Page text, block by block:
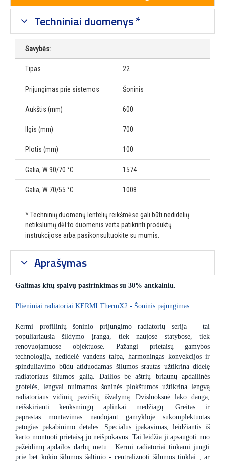
Techniniai duomenys *
Savybės:
Tipas 22
Prijungimas prie sistemos Šoninis
Aukštis (mm) 600
Ilgis (mm) 700
Plotis (mm) 100
Galia, W 90/70 °C 1574
Galia, W 70/55 °C 1008
* Techninių duomenų lentelių reikšmėse gali būti nedidelių
netikslumų dėl to duomenis verta patikrinti produktų
instrukcijose arba pasikonsultuokite su mumis.
Aprašymas
Galimas kitų spalvų pasirinkimas su 30% antkainiu.
Plieniniai radiatoriai KERMI ThermX2 - Šoninis pajungimas
Kermi profilinių šoninio prijungimo radiatorių serija – tai
populiariausia šildymo įranga, tiek naujose statybose, tiek
renovuojamuose objektuose. Pažangi prietaisų gamybos
technologija, nedidelė vandens talpa, harmoningas konvekcijos ir
spinduliavimo būdu atiduodamas šilumos srautas užtikrina didelę
radiatoriaus šilumos galią. Dailios be aštrių briaunų apdailinės
grotelės, lengvai nuimamos šoninės plokštumos užtikrina lengvą
radiatoriaus vidinių paviršių išvalymą. Dvisluoksnė lako danga,
neišskirianti kenksmingų aplinkai medžiagų. Greitas ir
paprastas montavimas naudojant gamykloje sukomplektuotas
patogias pakabinimo detales. Specialus įpakavimas, leidžiantis iš
karto montuoti prietaisą jo neišpokavus. Tai leidžia ji apsaugoti nuo
pažeidimų apdailos darbų metu. Kermi radiatoriai tinkami jungti
prie bet kokio šilumos šaltinio - centralizuoti šilumos tinklai , ar